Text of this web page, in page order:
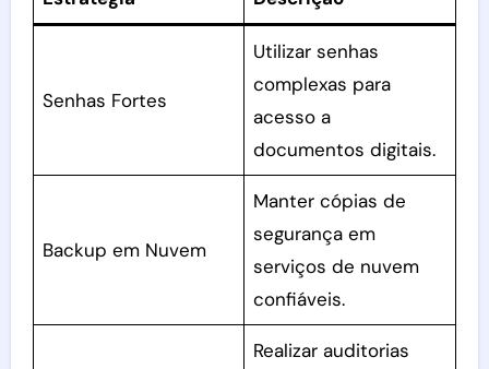
Senhas Fortes
Utilizar senhas
complexas para
acesso a
documentos digitais.
Backup em Nuvem
Manter cópias de
segurança em
serviços de nuvem
confiáveis.
Realizar auditorias